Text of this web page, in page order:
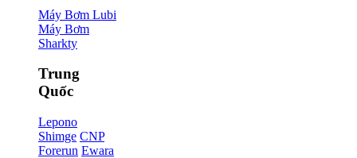
Máy Bơm Lubi
Máy Bơm
Sharkty
Trung
Quốc
Lepono
Shimge CNP
Forerun Ewara